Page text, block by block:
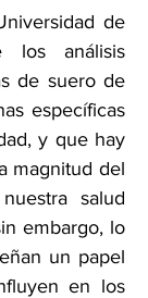
de
los análisis
de suero de
específicas
y que hay
magnitud del
salud
embargo, lo
un papel
en los